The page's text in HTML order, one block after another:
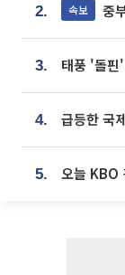
2. 속보 중
3.
4. 급등한 국
5. 오늘 KBO